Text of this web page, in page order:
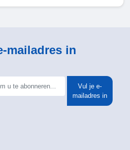
mailadres in
Vul je e-
mailadres in